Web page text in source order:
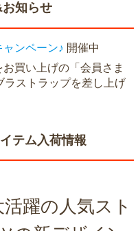
知らせ
ンペーン♪ 開催中
買い上げの「会員さま
ラストラップを差し上げ
テム入荷情報
躍の人気スト